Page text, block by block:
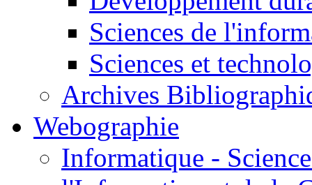
Sciences de
Sciences et
Archives
Webographie
Informatique -